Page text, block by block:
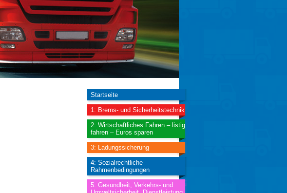
Startseite
1: Brems- und Sicherheitstechnik
2: Wirtschaftliches Fahren – listig
fahren – Euros sparen
3: Ladungssicherung
4: Sozialrechtliche
Rahmenbedingungen
5: Gesundheit, Verkehrs- und